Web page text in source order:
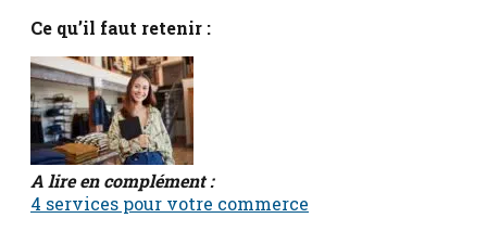
Ce qu’il faut retenir :
A lire en complément :
4 services pour votre commerce